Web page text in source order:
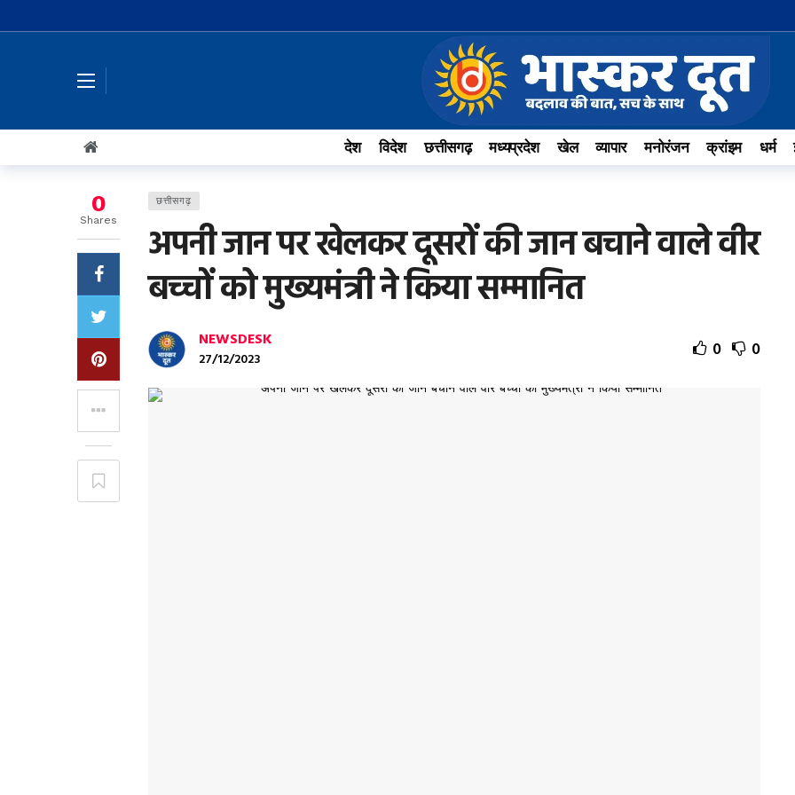
देश विदेश छत्तीसगढ़ मध्यप्रदेश खेल व्यापार मनोरंजन क्रांइम धर्म
छत्तीसगढ़
अपनी जान पर खेलकर दूसरों की जान बचाने वाले वीर
बच्चों को मुख्यमंत्री ने किया सम्मानित
NEWSDESK
27/12/2023 0 0
0
Shares